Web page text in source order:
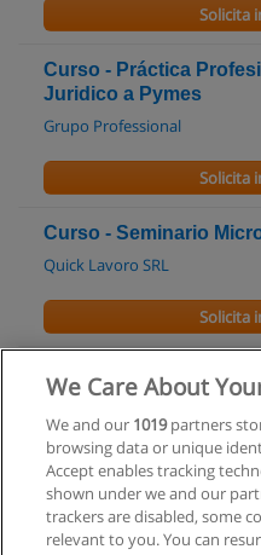
Solicita
Curso - Práctica
Juridico a Pymes
Grupo Professional
Solicita
Curso - Seminario
Quick Lavoro SRL
Solicita
Curso en Gestión de
Emprendimientos
EIDEC Escuela Internacional
Capacitación
Solicita
We Care About
We and our 1019partners
browsing data or unique
Accept enables tracking
shown under we and our
trackers are disabled, some
relevant to you. You can